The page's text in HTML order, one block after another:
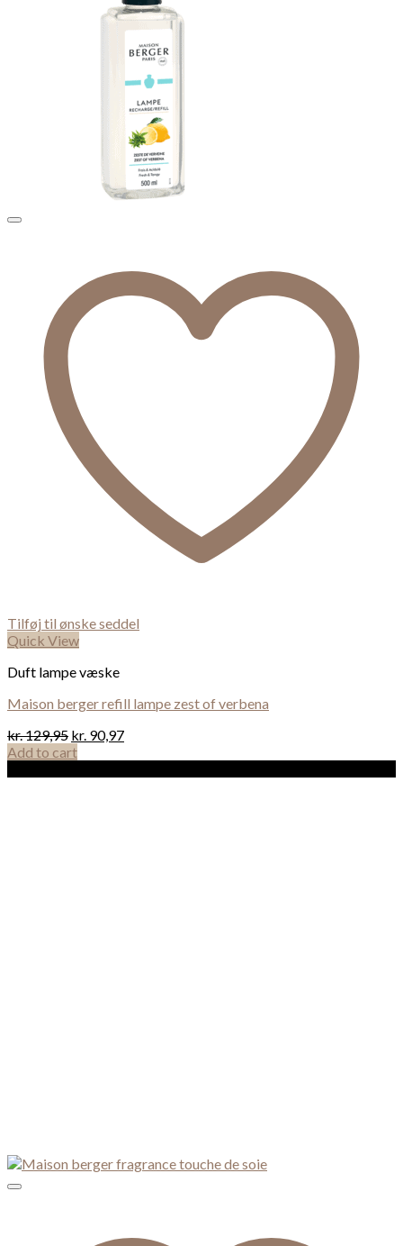
Tilføj til ønske seddel
Quick View
Duft lampe væske
Maison berger refill lampe zest of verbena
kr.129,95 kr. 90,97
Add to cart